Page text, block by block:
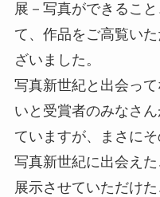
展－写真ができるこ
て、作品をご高覧い
ざいました。
写真新世紀と出会っ
いと受賞者のみなさ
ていますが、まさにそ
写真新世紀に出会えた
展示させていただけ